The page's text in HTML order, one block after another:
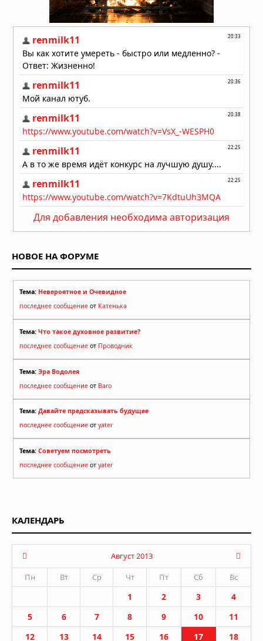
02.08.2026 в 08:42
В США предложили создать целевую
группу для подготовки общества к
нечеловеческом разуме
01.08.2026 в 09:20
Для добавления необходима авторизация
НОВОЕ НА ФОРУМЕ
Тема: Невероятное и Очевидное
последнее сообщение от Катенька
Тема: Что такое духовное развитие?
последнее сообщение от Проводник
Тема: Эра Водолея
последнее сообщение от Baro
Тема: Давайте предсказывать будущее
последнее сообщение от yater
Тема: Советуем посмотреть
последнее сообщение от yater
КАЛЕНДАРЬ
Август 2013
Пн
Вт Ср Чт Пт Сб Вс
1 2 3
4
5
6 7 8 9 10
11
12
13 14 15 16 17
18